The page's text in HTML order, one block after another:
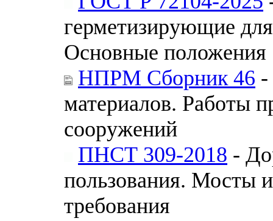
герметизирующие
Основные положения
НПРМ Сборник 46 -
материалов. Работы
сооружений
ПНСТ 309-2018 -
пользования. Мосты
требования